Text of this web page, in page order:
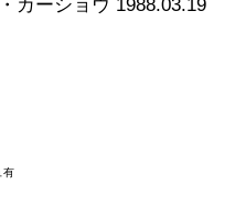
カーショウ 1988.03.19
有